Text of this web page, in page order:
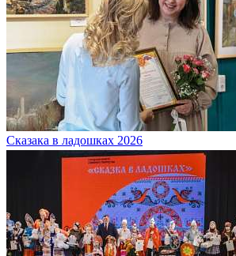
Сказака в ладошках 2026